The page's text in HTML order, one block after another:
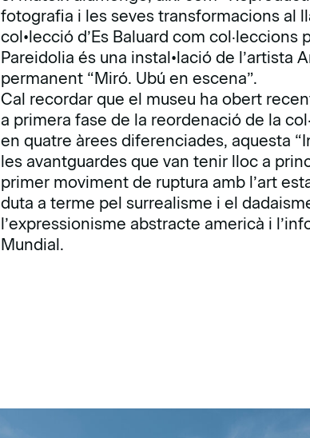
fotografia i les seves transformacions al
col•lecció d’Es Baluard com
Pareidolia és una instal•lació de l’artista
permanent “Miró. Ubú en escena”.
Cal recordar que el museu ha obert
a primera fase de la reordenació de la
en quatre àrees diferenciades, aquesta
les avantguardes que van tenir lloc a
primer moviment de ruptura amb l’art
duta a terme pel surrealisme i el
l’expressionisme abstracte americà i
Mundial.